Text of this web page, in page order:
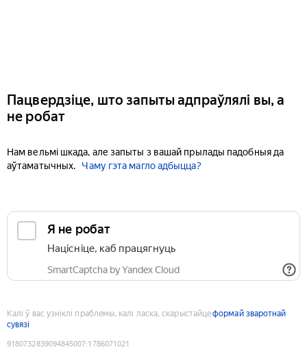
Пацвердзіце, што запыты адпраўлялі вы, а
не робат
Нам вельмі шкада, але запыты з вашай прылады падобныя да
аўтаматычных.
Чаму гэта магло адбыцца?
Я не робат
Націсніце, каб працягнуць
SmartCaptcha by Yandex Cloud
Калі ў вас узніклі праблемы, калі ласка, скарыстайцеформай зваротнай
сувязі
9180732839094845007:1786071021